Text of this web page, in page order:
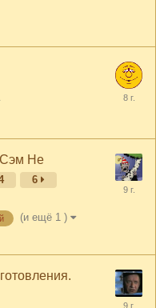
Сэм Не
6
(и ещё 1 )